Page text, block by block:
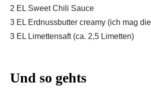
2 EL Sweet Chili Sauce
3 EL Erdnussbutter creamy (ich mag
3 EL Limettensaft (ca. 2,5 Limetten)
Und so gehts